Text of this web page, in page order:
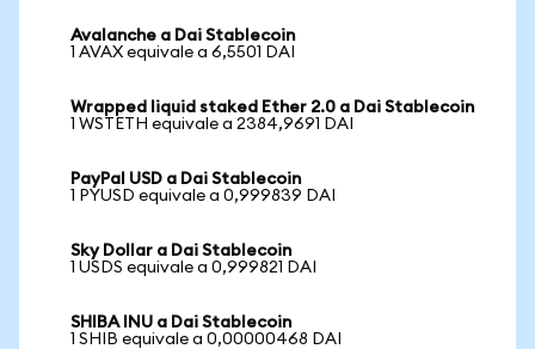
Avalanche a Dai Stablecoin
1 AVAX equivale a 6,5501 DAI
Wrapped liquid staked Ether 2.0 a Dai Stablecoin
1 WSTETH equivale a 2384,9691 DAI
PayPal USD a Dai Stablecoin
1 PYUSD equivale a 0,999839 DAI
Sky Dollar a Dai Stablecoin
1 USDS equivale a 0,999821 DAI
SHIBA INU a Dai Stablecoin
1 SHIB equivale a 0,00000468 DAI